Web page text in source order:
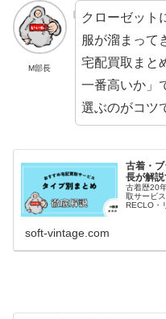
M部長
クローゼット
服が溜まって
宅配買取まと
一番高いか」
選ぶのがコツ
古着・
長が解
古着歴20
取サービ
RECLO・
soft-vintage.com